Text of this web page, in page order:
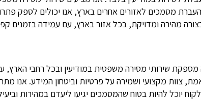
מסמכים לאזורים אחרים בארץ, אנו יכולים לספק
מהירה ומדויקת, בכל אזור בארץ, עם עמידה בזמנים
מספקת שירותי מסירה משפטית במודיעין ובכל רחבי הארץ,
צוות מקצועי ושמירה על פרטיות וביטחון המידע. אנו
יוכל להיות בטוח שהמסמכים יגיעו ליעדם במהירות